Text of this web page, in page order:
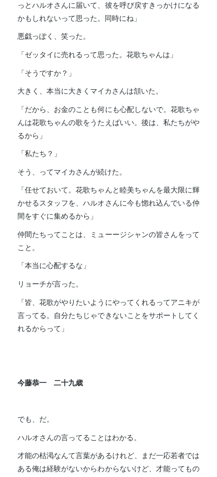
っとハルオさんに届いて、彼を呼び戻すきっかけになる
かもしれないって思った。同時にね」
悪戯っぽく、笑った。
「ゼッタイに売れるって思った。花歌ちゃんは」
「そうですか？」
大きく、本当に大きくマイカさんは頷いた。
「だから、お金のことも何にも心配しないで。花歌ちゃ
んは花歌ちゃんの歌をうたえばいい。後は、私たちがや
るから」
「私たち？」
そう、ってマイカさんが続けた。
「任せておいて。花歌ちゃんと睦美ちゃんを最大限に輝
かせるスタッフを、ハルオさんに今も惚れ込んでいる仲
間をすぐに集めるから」
仲間たちってことは、ミューージシャンの皆さんをって
こと。
「本当に心配するな」
リョーチが言った。
「皆、花歌がやりたいようにやってくれるってアニキが
言ってる。自分たちじゃできないことをサポートしてく
れるからって」
今藤恭一 二十九歳
でも、だ。
ハルオさんの言ってることはわかる。
才能の枯渇なんて言葉があるけれど、まだ一応若者では
ある俺は経験がないからわからないけど、才能ってもの